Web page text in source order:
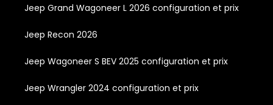
Jeep Grand Wagoneer L 2026 configuration et prix
Jeep Recon 2026
Jeep Wagoneer S BEV 2025 configuration et prix
Jeep Wrangler 2024 configuration et prix